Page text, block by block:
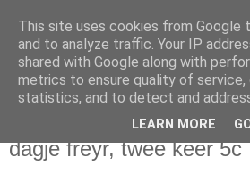
Nanske's Klimlog
...en andere bergsporten...
maandag 13 oktober 2008
dagje freyr, twee keer 5c
This site uses cookies from Google
and to analyze traffic. Your IP
shared with Google along with
metrics to ensure quality of service,
statistics, and to detect and
LEARN MORE